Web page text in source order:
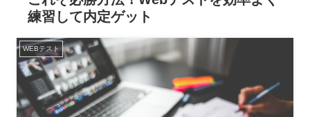
練習して内定ゲット
WEBテスト